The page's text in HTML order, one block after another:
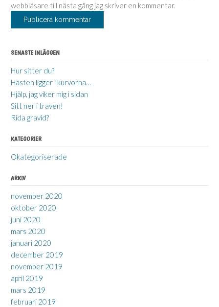
webbläsare till nästa gång jag skriver en kommentar.
SENASTE INLÄGGEN
Hur sitter du?
Hästen ligger i kurvorna…
Hjälp, jag viker mig i sidan
Sitt ner i traven!
Rida gravid?
KATEGORIER
Okategoriserade
ARKIV
november 2020
oktober 2020
juni 2020
mars 2020
januari 2020
december 2019
november 2019
april 2019
mars 2019
februari 2019